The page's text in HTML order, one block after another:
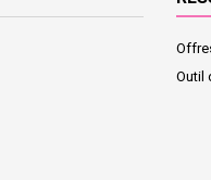
Outil